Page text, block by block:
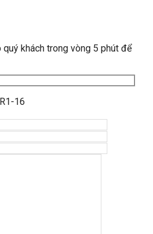
khách trong vòng 5 phút để
16